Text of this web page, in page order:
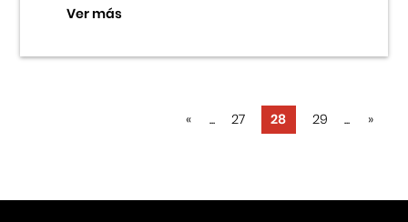
Ver más
« ... 27 28 29 ... »